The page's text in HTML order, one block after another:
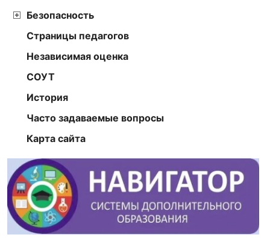
Безопасность
Страницы педагогов
Независимая оценка
СОУТ
История
Часто задаваемые вопросы
Карта сайта